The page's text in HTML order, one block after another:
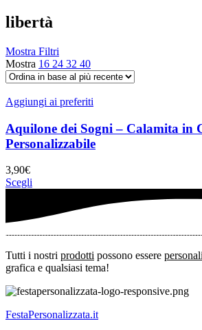
libertà
Mostra Filtri
Mostra 16 24 32 40
Aggiungi ai preferiti
Aquilone dei Sogni – Calamita in
Personalizzabile
3,90€
Scegli
Tutti i nostri prodotti possono essere
grafica e qualsiasi tema!
FestaPersonalizzata.it